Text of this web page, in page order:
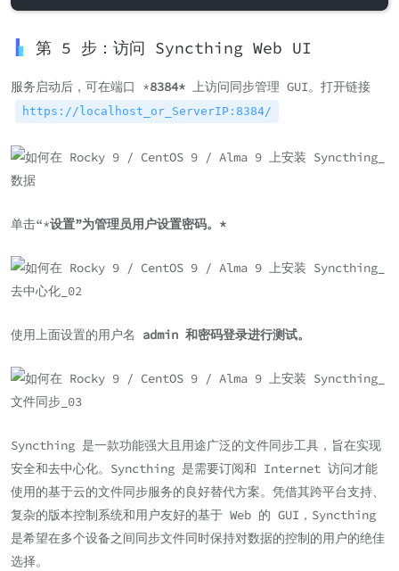
第 5 步：访问 Syncthing Web UI
服务启动后，可在端口 *8384* 上访问同步管理 GUI。打开链接
https://localhost_or_ServerIP:8384/
单击“*设置”为管理员用户设置密码。*
使用上面设置的用户名 admin 和密码登录进行测试。
Syncthing 是一款功能强大且用途广泛的文件同步工具，旨在实现
安全和去中心化。Syncthing 是需要订阅和 Internet 访问才能
使用的基于云的文件同步服务的良好替代方案。凭借其跨平台支持、
复杂的版本控制系统和用户友好的基于 Web 的 GUI，Syncthing
是希望在多个设备之间同步文件同时保持对数据的控制的用户的绝佳
选择。